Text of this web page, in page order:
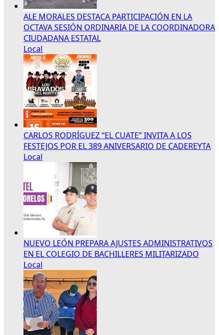
ALE MORALES DESTACA PARTICIPACIÓN EN LA
OCTAVA SESIÓN ORDINARIA DE LA COORDINADORA
CIUDADANA ESTATAL
Local
CARLOS RODRÍGUEZ “EL CUATE” INVITA A LOS
FESTEJOS POR EL 389 ANIVERSARIO DE CADEREYTA
Local
NUEVO LEÓN PREPARA AJUSTES ADMINISTRATIVOS
EN EL COLEGIO DE BACHILLERES MILITARIZADO
Local